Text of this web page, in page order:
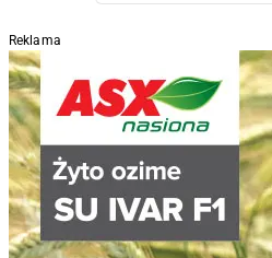
Reklama